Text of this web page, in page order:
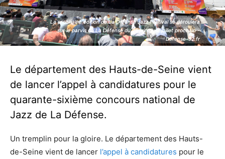
La prochaine édition de La Défense Jazz Festival se déroulera
sur le parvis de La Défense du 26 juin au 2 juillet prochain -
Defense-92.fr
La prochaine édition de La Défense Jazz Festival se déroulera
sur le parvis de La Défense du 26 juin au 2 juillet prochain -
Defense-92.fr
Le département des Hauts-de-Seine vient
de lancer l’appel à candidatures pour le
quarante-sixième concours national de
Jazz de La Défense.
Un tremplin pour la gloire. Le département des Hauts-
de-Seine vient de lancer l’appel à candidatures pour le